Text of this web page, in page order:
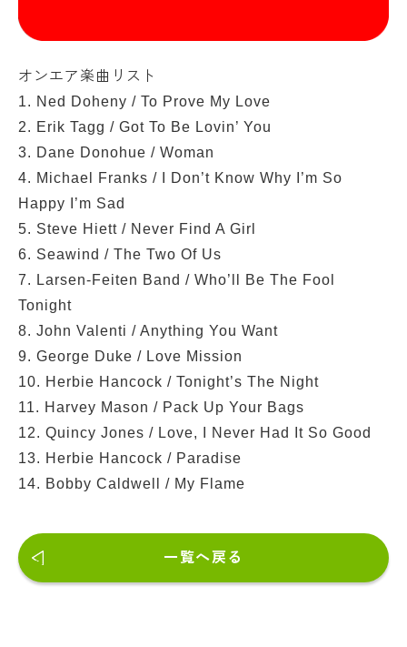
オンエア楽曲リスト
1. Ned Doheny / To Prove My Love
2. Erik Tagg / Got To Be Lovin’ You
3. Dane Donohue / Woman
4. Michael Franks / I Don’t Know Why I’m So
Happy I’m Sad
5. Steve Hiett / Never Find A Girl
6. Seawind / The Two Of Us
7. Larsen-Feiten Band / Who’ll Be The Fool
Tonight
8. John Valenti / Anything You Want
9. George Duke / Love Mission
10. Herbie Hancock / Tonight’s The Night
11. Harvey Mason / Pack Up Your Bags
12. Quincy Jones / Love, I Never Had It So Good
13. Herbie Hancock / Paradise
14. Bobby Caldwell / My Flame
一覧へ戻る